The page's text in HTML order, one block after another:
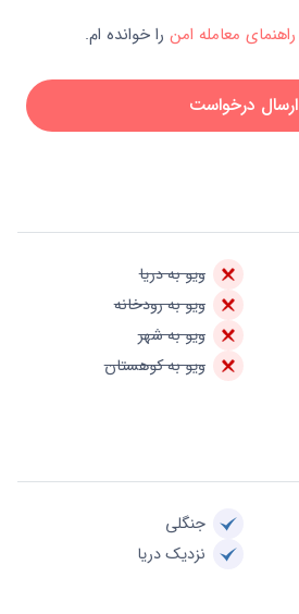
راهنمای معامله امنرا خوانده ام.
ارسال درخواست
ویو به دریا
ویو به رودخانه
ویو به شهر
ویو به کوهستان
جنگلی
نزدیک دریا